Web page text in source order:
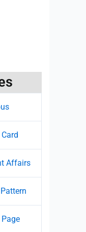
Affairs